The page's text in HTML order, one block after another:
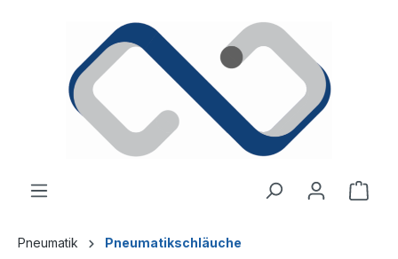
Pneumatik Pneumatikschläuche